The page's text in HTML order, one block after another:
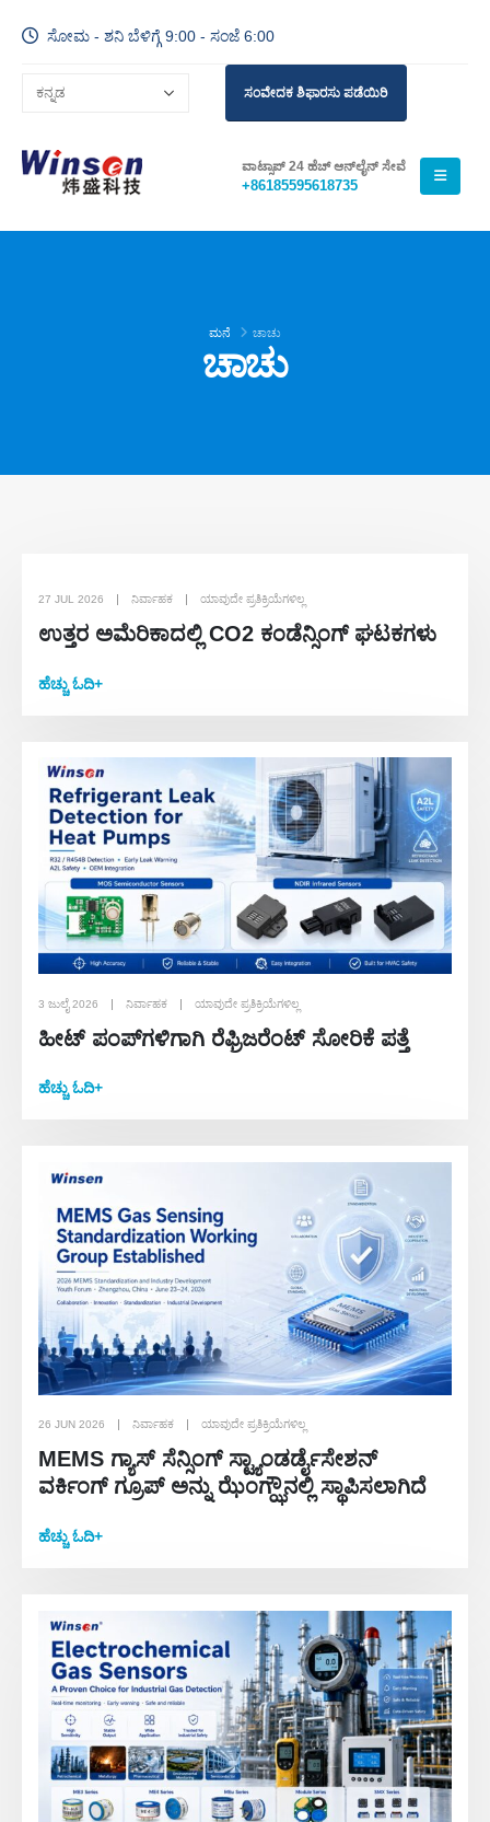
ಸೋಮ - ಶನಿ ಬೆಳಿಗ್ಗೆ 9:00 - ಸಂಜೆ 6:00
ಸಂವೇದಕ ಶಿಫಾರಸು ಪಡೆಯಿರಿ
ವಾಟ್ಸಾಪ್ 24 ಹೆಚ್ ಆನ್‌ಲೈನ್ ಸೇವೆ
+86185595618735
ಮನೆ ಚಾಚು
ಚಾಚು
27 JUL 2026 ನಿರ್ವಾಹಕ ಯಾವುದೇ ಪ್ರತಿಕ್ರಿಯೆಗಳಿಲ್ಲ
ಉತ್ತರ ಅಮೆರಿಕಾದಲ್ಲಿ CO2 ಕಂಡೆನ್ಸಿಂಗ್ ಘಟಕಗಳು
ಹೆಚ್ಚು ಓದಿ+
3 ಜುಲೈ 2026 ನಿರ್ವಾಹಕ ಯಾವುದೇ ಪ್ರತಿಕ್ರಿಯೆಗಳಿಲ್ಲ
ಹೀಟ್ ಪಂಪ್‌ಗಳಿಗಾಗಿ ರೆಫ್ರಿಜರೆಂಟ್ ಸೋರಿಕೆ ಪತ್ತೆ
ಹೆಚ್ಚು ಓದಿ+
26 JUN 2026 ನಿರ್ವಾಹಕ ಯಾವುದೇ ಪ್ರತಿಕ್ರಿಯೆಗಳಿಲ್ಲ
MEMS ಗ್ಯಾಸ್ ಸೆನ್ಸಿಂಗ್ ಸ್ಟ್ಯಾಂಡರ್ಡೈಸೇಶನ್
ವರ್ಕಿಂಗ್ ಗ್ರೂಪ್ ಅನ್ನು ಝೆಂಗ್ಝೌನಲ್ಲಿ ಸ್ಥಾಪಿಸಲಾಗಿದೆ
ಹೆಚ್ಚು ಓದಿ+